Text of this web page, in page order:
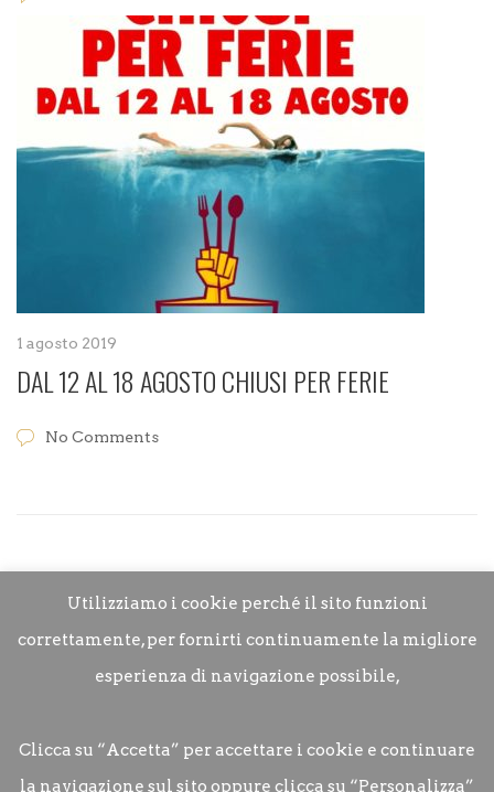
1 agosto 2019
DAL 12 AL 18 AGOSTO CHIUSI PER FERIE
No Comments
Utilizziamo i cookie perché il sito funzioni
correttamente, per fornirti continuamente la migliore
esperienza di navigazione possibile,
Clicca su “Accetta” per accettare i cookie e continuare
la navigazione sul sito oppure clicca su “Personalizza”